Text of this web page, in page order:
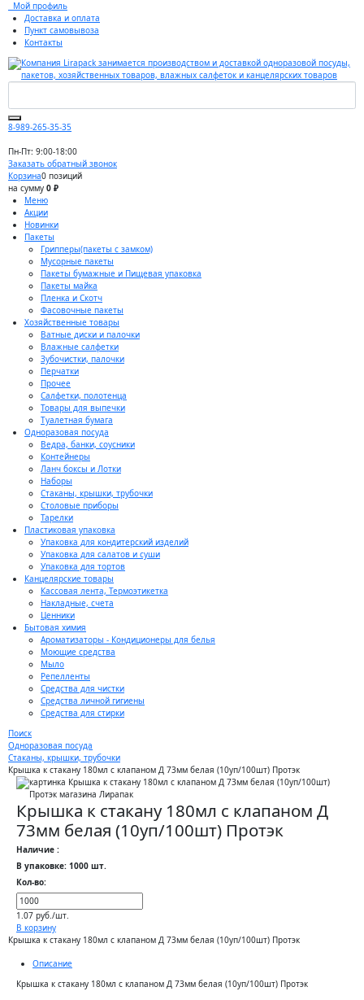
Мой профиль
Доставка и оплата
Пункт самовывоза
Контакты
8-989-265-35-35
Пн-Пт: 9:00-18:00
Заказать обратный звонок
Корзина0 позиций
на сумму 0 ₽
Меню
Акции
Новинки
Пакеты
Грипперы(пакеты с замком)
Мусорные пакеты
Пакеты бумажные и Пищевая упаковка
Пакеты майка
Пленка и Скотч
Фасовочные пакеты
Хозяйственные товары
Ватные диски и палочки
Влажные салфетки
Зубочистки, палочки
Перчатки
Прочее
Салфетки, полотенца
Товары для выпечки
Туалетная бумага
Одноразовая посуда
Ведра, банки, соусники
Контейнеры
Ланч боксы и Лотки
Наборы
Стаканы, крышки, трубочки
Столовые приборы
Тарелки
Пластиковая упаковка
Упаковка для кондитерский изделий
Упаковка для салатов и суши
Упаковка для тортов
Канцелярские товары
Кассовая лента, Термоэтикетка
Накладные, счета
Ценники
Бытовая химия
Ароматизаторы - Кондиционеры для белья
Моющие средства
Мыло
Репелленты
Средства для чистки
Средства личной гигиены
Средства для стирки
Поиск
Одноразовая посуда
Стаканы, крышки, трубочки
Крышка к стакану 180мл с клапаном Д 73мм белая (10уп/100шт) Протэк
Крышка к стакану 180мл с клапаном Д
73мм белая (10уп/100шт) Протэк
Наличие :
В упаковке: 1000 шт.
Кол-во:
1.07 руб./шт.
В корзину
Крышка к стакану 180мл с клапаном Д 73мм белая (10уп/100шт) Протэк
Описание
Крышка к стакану 180мл с клапаном Д 73мм белая (10уп/100шт) Протэк